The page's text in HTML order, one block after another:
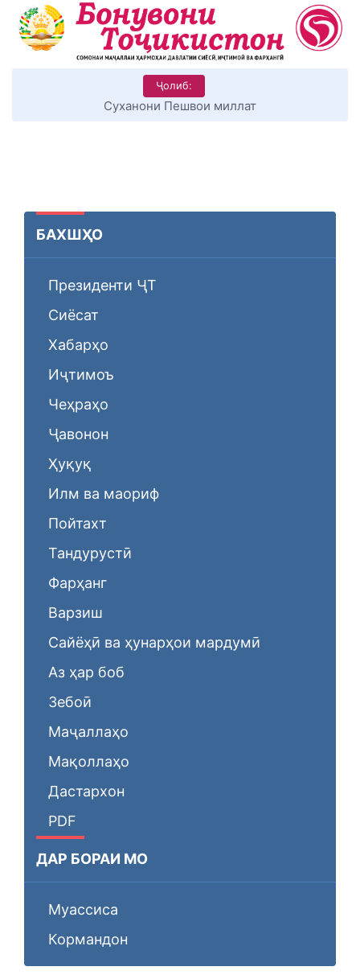
Ҷолиб:
КИТОБХОНИРО ДАР ХУД ТАШАККУЛ ДИҲЕМ
БАХШҲО
Президенти ҶТ
Сиёсат
Хабарҳо
Иҷтимоъ
Чеҳраҳо
Ҷавонон
Ҳуқуқ
Илм ва маориф
Пойтахт
Тандурустӣ
Фарҳанг
Варзиш
Сайёҳӣ ва ҳунарҳои мардумӣ
Аз ҳар боб
Зебоӣ
Маҷаллаҳо
Мақоллаҳо
Дастархон
PDF
ДАР БОРАИ МО
Муассиса
Кормандон